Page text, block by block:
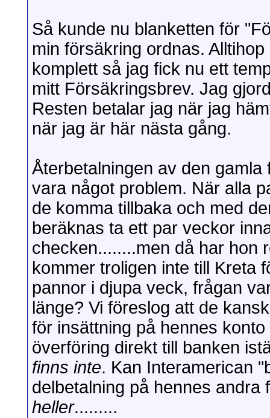
Så kunde nu blanketten för
min försäkring ordnas.
komplett så jag fick nu ett
mitt Försäkringsbrev. Jag
Resten betalar jag när jag
när jag är här nästa gång.
Återbetalningen av den
vara något problem. När alla
de komma tillbaka och med
beräknas ta ett par veckor
checken........men då har hon
kommer troligen inte till Kreta
pannor i djupa veck, frågan
länge? Vi föreslog att de
för insättning på hennes
överföring direkt till banken
finns inte. Kan Interamerican
delbetalning på hennes
heller.........